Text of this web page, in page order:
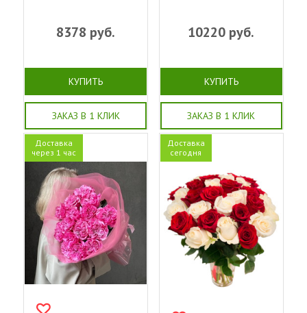
8378 руб.
КУПИТЬ
ЗАКАЗ В 1 КЛИК
10220 руб.
КУПИТЬ
ЗАКАЗ В 1 КЛИК
Доставка
через 1 час
Доставка
сегодня